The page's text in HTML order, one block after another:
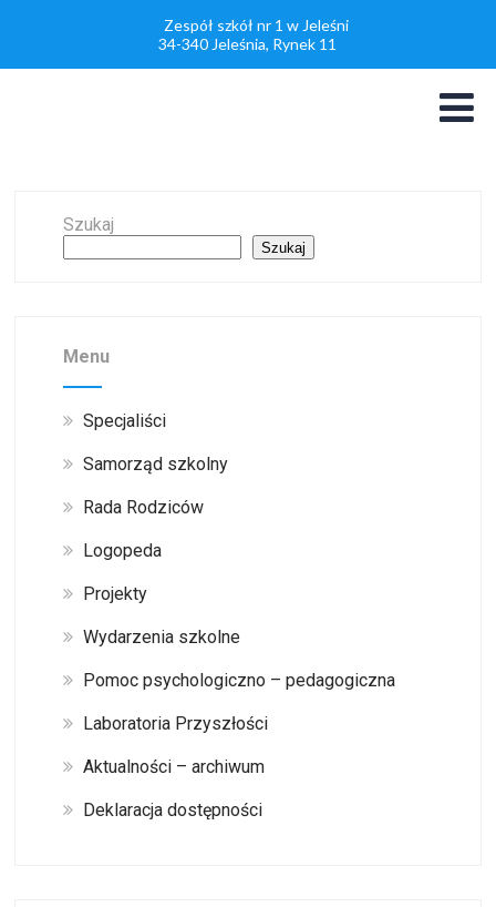
Zespół szkół nr 1 w Jeleśni
34-340 Jeleśnia, Rynek 11
Szukaj
Szukaj
Menu
Specjaliści
Samorząd szkolny
Rada Rodziców
Logopeda
Projekty
Wydarzenia szkolne
Pomoc psychologiczno – pedagogiczna
Laboratoria Przyszłości
Aktualności – archiwum
Deklaracja dostępności